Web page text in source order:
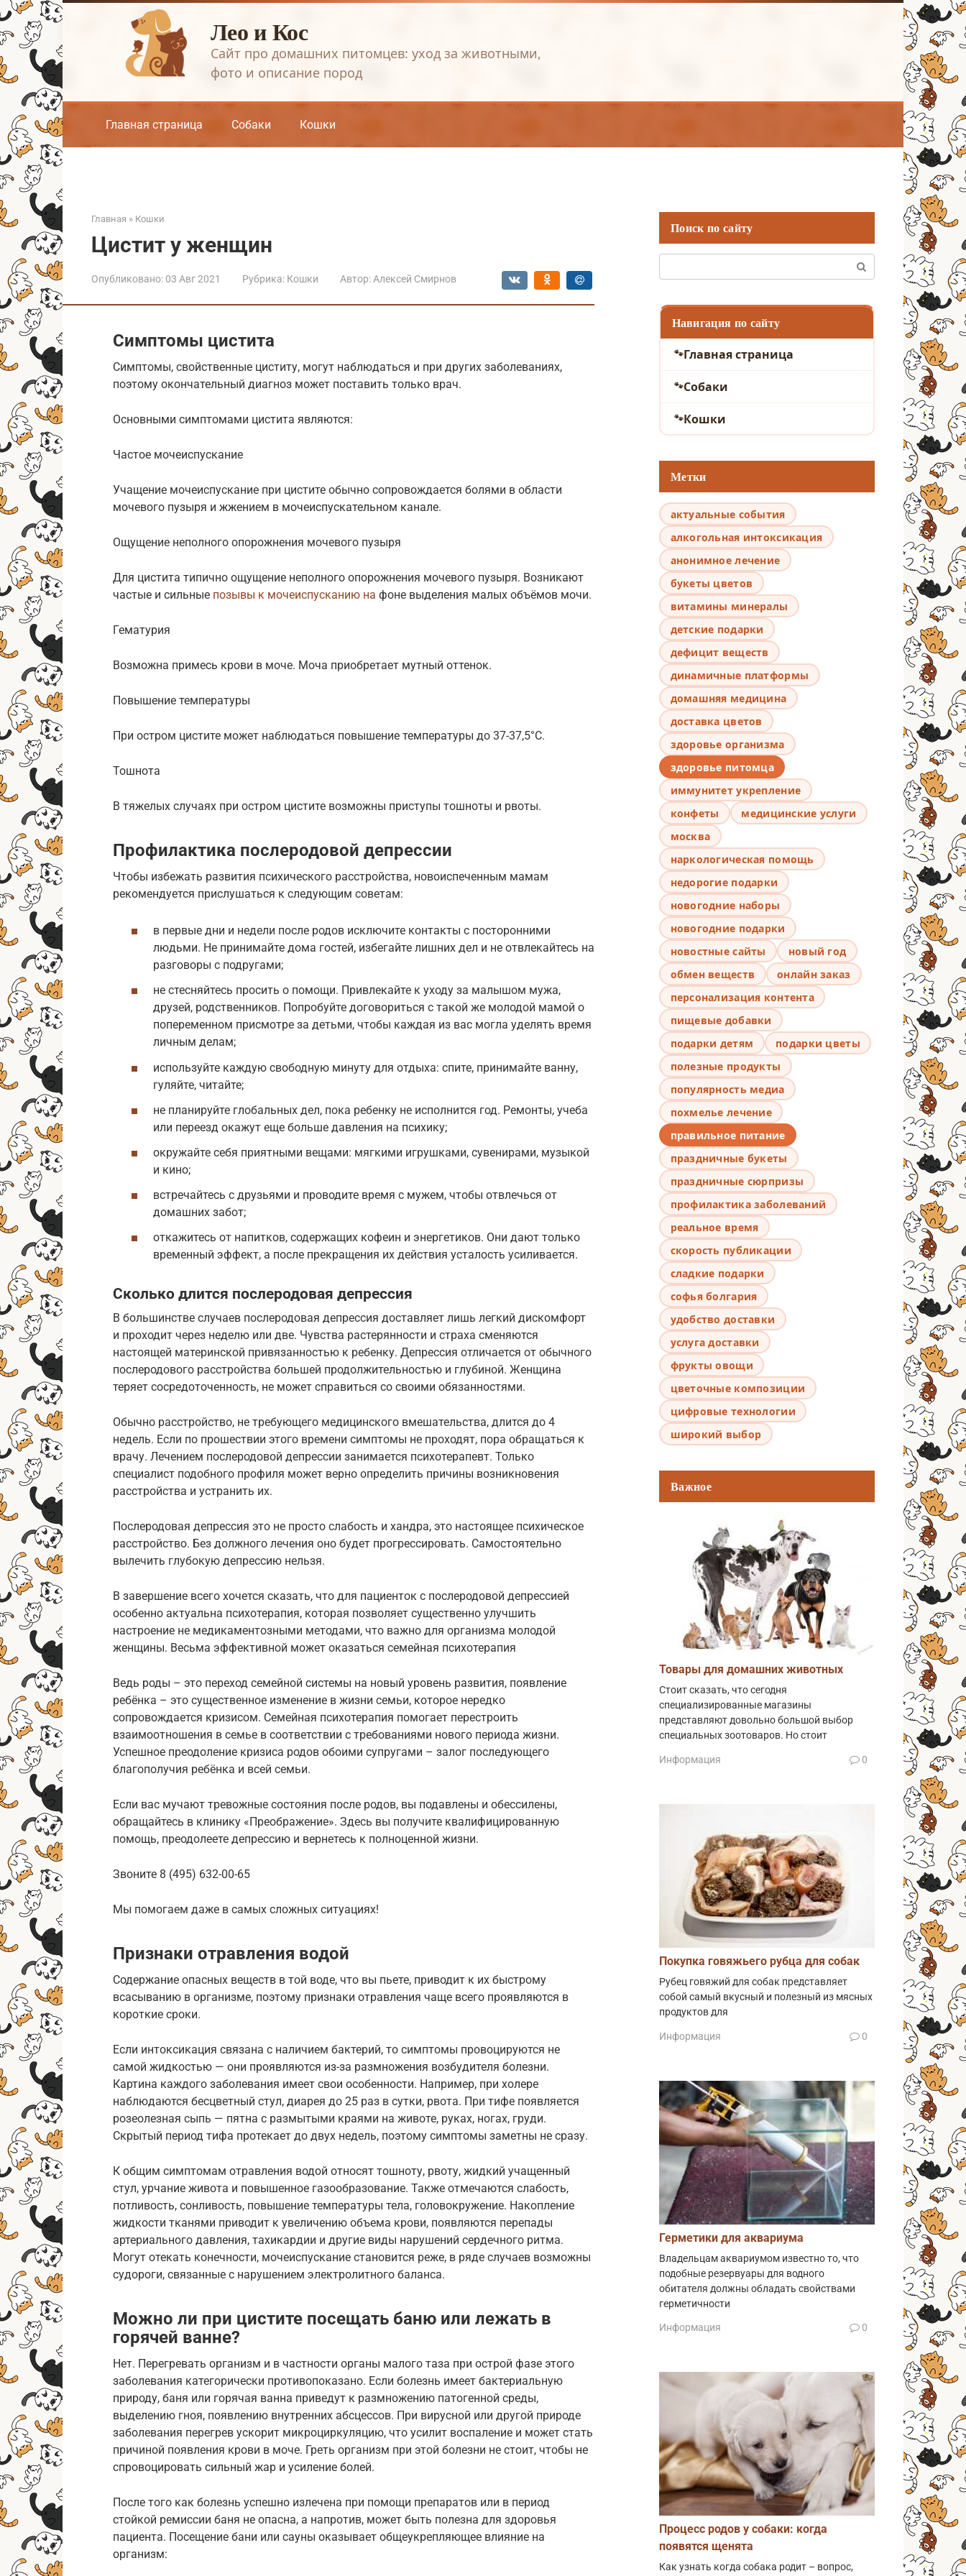
Перейти
к
контенту
Лео и Кос
Сайт про домашних питомцев: уход за животными,
фото и описание пород
Главная страница Собаки Кошки
Главная » Кошки
Цистит у женщин
Опубликовано: 03 Авг 2021 Рубрика: Кошки Автор: Алексей Смирнов
Симптомы цистита
Симптомы, свойственные циститу, могут наблюдаться и при других заболеваниях,
поэтому окончательный диагноз может поставить только врач.
Основными симптомами цистита являются:
Частое мочеиспускание
Учащение мочеиспускание при цистите обычно сопровождается болями в области
мочевого пузыря и жжением в мочеиспускательном канале.
Ощущение неполного опорожнения мочевого пузыря
Для цистита типично ощущение неполного опорожнения мочевого пузыря. Возникают
частые и сильные позывы к мочеиспусканию на фоне выделения малых объёмов мочи.
Гематурия
Возможна примесь крови в моче. Моча приобретает мутный оттенок.
Повышение температуры
При остром цистите может наблюдаться повышение температуры до 37-37,5°С.
Тошнота
В тяжелых случаях при остром цистите возможны приступы тошноты и рвоты.
Профилактика послеродовой депрессии
Чтобы избежать развития психического расстройства, новоиспеченным мамам
рекомендуется прислушаться к следующим советам:
в первые дни и недели после родов исключите контакты с посторонними
людьми. Не принимайте дома гостей, избегайте лишних дел и не отвлекайтесь на
разговоры с подругами;
не стесняйтесь просить о помощи. Привлекайте к уходу за малышом мужа,
друзей, родственников. Попробуйте договориться с такой же молодой мамой о
попеременном присмотре за детьми, чтобы каждая из вас могла уделять время
личным делам;
используйте каждую свободную минуту для отдыха: спите, принимайте ванну,
гуляйте, читайте;
не планируйте глобальных дел, пока ребенку не исполнится год. Ремонты, учеба
или переезд окажут еще больше давления на психику;
окружайте себя приятными вещами: мягкими игрушками, сувенирами, музыкой
и кино;
встречайтесь с друзьями и проводите время с мужем, чтобы отвлечься от
домашних забот;
откажитесь от напитков, содержащих кофеин и энергетиков. Они дают только
временный эффект, а после прекращения их действия усталость усиливается.
Сколько длится послеродовая депрессия
В большинстве случаев послеродовая депрессия доставляет лишь легкий дискомфорт
и проходит через неделю или две. Чувства растерянности и страха сменяются
настоящей материнской привязанностью к ребенку. Депрессия отличается от обычного
послеродового расстройства большей продолжительностью и глубиной. Женщина
теряет сосредоточенность, не может справиться со своими обязанностями.
Обычно расстройство, не требующего медицинского вмешательства, длится до 4
недель. Если по прошествии этого времени симптомы не проходят, пора обращаться к
врачу. Лечением послеродовой депрессии занимается психотерапевт. Только
специалист подобного профиля может верно определить причины возникновения
расстройства и устранить их.
Послеродовая депрессия это не просто слабость и хандра, это настоящее психическое
расстройство. Без должного лечения оно будет прогрессировать. Самостоятельно
вылечить глубокую депрессию нельзя.
В завершение всего хочется сказать, что для пациенток с послеродовой депрессией
особенно актуальна психотерапия, которая позволяет существенно улучшить
настроение не медикаментозными методами, что важно для организма молодой
женщины. Весьма эффективной может оказаться семейная психотерапия
Ведь роды – это переход семейной системы на новый уровень развития, появление
ребёнка – это существенное изменение в жизни семьи, которое нередко
сопровождается кризисом. Семейная психотерапия помогает перестроить
взаимоотношения в семье в соответствии с требованиями нового периода жизни.
Успешное преодоление кризиса родов обоими супругами – залог последующего
благополучия ребёнка и всей семьи.
Если вас мучают тревожные состояния после родов, вы подавлены и обессилены,
обращайтесь в клинику «Преображение». Здесь вы получите квалифицированную
помощь, преодолеете депрессию и вернетесь к полноценной жизни.
Звоните 8 (495) 632-00-65
Мы помогаем даже в самых сложных ситуациях!
Признаки отравления водой
Содержание опасных веществ в той воде, что вы пьете, приводит к их быстрому
всасыванию в организме, поэтому признаки отравления чаще всего проявляются в
короткие сроки.
Если интоксикация связана с наличием бактерий, то симптомы провоцируются не
самой жидкостью — они проявляются из-за размножения возбудителя болезни.
Картина каждого заболевания имеет свои особенности. Например, при холере
наблюдаются бесцветный стул, диарея до 25 раз в сутки, рвота. При тифе появляется
розеолезная сыпь — пятна с размытыми краями на животе, руках, ногах, груди.
Скрытый период тифа протекает до двух недель, поэтому симптомы заметны не сразу.
К общим симптомам отравления водой относят тошноту, рвоту, жидкий учащенный
стул, урчание живота и повышенное газообразование. Также отмечаются слабость,
потливость, сонливость, повышение температуры тела, головокружение. Накопление
жидкости тканями приводит к увеличению объема крови, появляются перепады
артериального давления, тахикардии и другие виды нарушений сердечного ритма.
Могут отекать конечности, мочеиспускание становится реже, в ряде случаев возможны
судороги, связанные с нарушением электролитного баланса.
Можно ли при цистите посещать баню или лежать в
горячей ванне?
Нет. Перегревать организм и в частности органы малого таза при острой фазе этого
заболевания категорически противопоказано. Если болезнь имеет бактериальную
природу, баня или горячая ванна приведут к размножению патогенной среды,
выделению гноя, появлению внутренних абсцессов. При вирусной или другой природе
заболевания перегрев ускорит микроциркуляцию, что усилит воспаление и может стать
причиной появления крови в моче. Греть организм при этой болезни не стоит, чтобы не
спровоцировать сильный жар и усиление болей.
После того как болезнь успешно излечена при помощи препаратов или в период
стойкой ремиссии баня не опасна, а напротив, может быть полезна для здоровья
пациента. Посещение бани или сауны оказывает общеукрепляющее влияние на
организм:
Поиск по сайту
Навигация по сайту
Главная страница
Собаки
Кошки
Метки
актуальные события
алкогольная интоксикация
анонимное лечение
букеты цветов
витамины минералы
детские подарки
дефицит веществ
динамичные платформы
домашняя медицина
доставка цветов
здоровье организма
здоровье питомца
иммунитет укрепление
конфеты
медицинские услуги
москва
наркологическая помощь
недорогие подарки
новогодние наборы
новогодние подарки
новостные сайты
новый год
обмен веществ
онлайн заказ
персонализация контента
пищевые добавки
подарки детям
подарки цветы
полезные продукты
популярность медиа
похмелье лечение
правильное питание
праздничные букеты
праздничные сюрпризы
профилактика заболеваний
реальное время
скорость публикации
сладкие подарки
софья болгария
удобство доставки
услуга доставки
фрукты овощи
цветочные композиции
цифровые технологии
широкий выбор
Важное
Товары для домашних животных
Стоит сказать, что сегодня
специализированные магазины
представляют довольно большой выбор
специальных зоотоваров. Но стоит
Информация 0
Покупка говяжьего рубца для собак
Рубец говяжий для собак представляет
собой самый вкусный и полезный из мясных
продуктов для
Информация 0
Герметики для аквариума
Владельцам аквариумом известно то, что
подобные резервуары для водного
обитателя должны обладать свойствами
герметичности
Информация 0
Процесс родов у собаки: когда
появятся щенята
Как узнать когда собака родит – вопрос,